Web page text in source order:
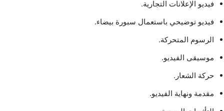
فيديو الإعلانات التجارية.
فيديو توضيحي باستعمال سبورة بيضاء.
الرسوم المتحركة.
موسيقى الفيديو.
حركة الشعار.
مقدمة ونهاية الفيديو.